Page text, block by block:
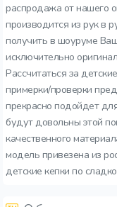
распродажа от нашего
производится из рук в
получить в шоуруме
исключительно
Рассчитаться за
примерки/проверки
прекрасно подойдет
будут довольны этой
качественного
модель привезена из
детские кепки по